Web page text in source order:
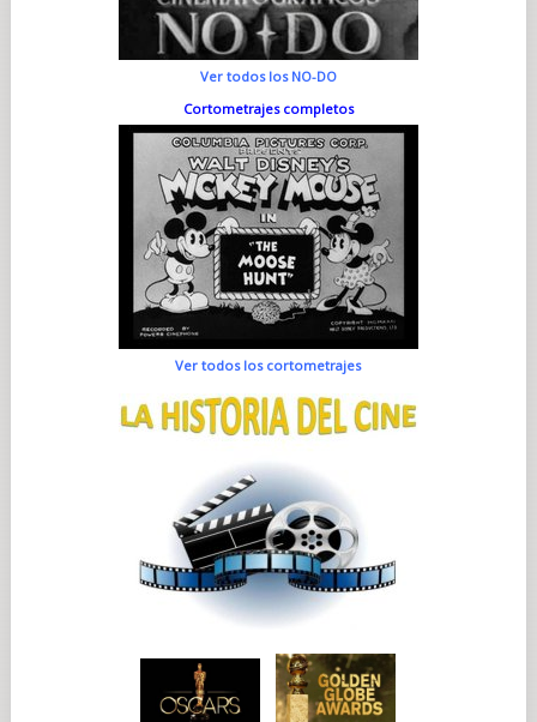
Ver todos los NO-DO
Cortometrajes completos
Ver todos los cortometrajes